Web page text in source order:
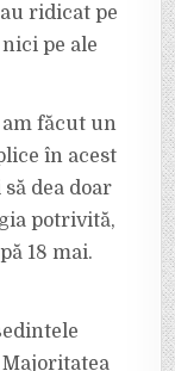
ridicat pe
pe ale
am făcut un
în acest
dea doar
potrivită,
18 mai.